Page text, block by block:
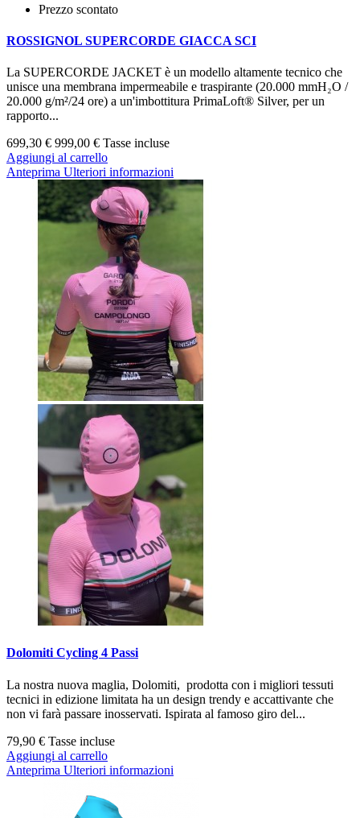
Prezzo scontato
ROSSIGNOL SUPERCORDE GIACCA SCI
La SUPERCORDE JACKET è un modello altamente tecnico che
unisce una membrana impermeabile e traspirante (20.000 mmH₂O /
20.000 g/m²/24 ore) a un'imbottitura PrimaLoft® Silver, per un
rapporto...
699,30 € 999,00 € Tasse incluse
Aggiungi al carrello
Anteprima Ulteriori informazioni
Dolomiti Cycling 4 Passi
La nostra nuova maglia, Dolomiti, prodotta con i migliori tessuti
tecnici in edizione limitata ha un design trendy e accattivante che
non vi farà passare inosservati. Ispirata al famoso giro del...
79,90 € Tasse incluse
Aggiungi al carrello
Anteprima Ulteriori informazioni